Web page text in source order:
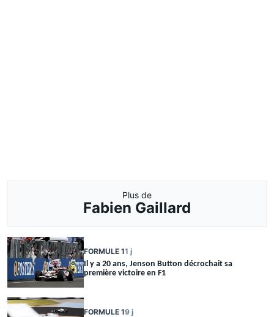
Plus de
Fabien Gaillard
FORMULE 11 j
Il y a 20 ans, Jenson Button décrochait sa
première victoire en F1
FORMULE 19 j